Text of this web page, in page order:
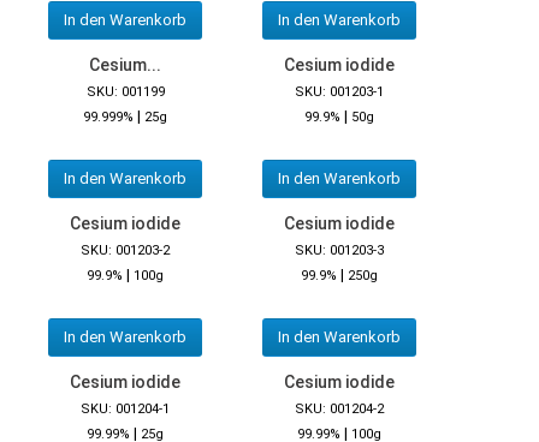
In den Warenkorb In den Warenkorb
Cesium...
SKU: 001199
99.999% | 25g
In den Warenkorb
Cesium iodide
SKU: 001203-1
99.9% | 50g
In den Warenkorb
Cesium iodide
SKU: 001203-2
99.9% | 100g
In den Warenkorb
Cesium iodide
SKU: 001203-3
99.9% | 250g
In den Warenkorb
Cesium iodide
SKU: 001204-1
99.99% | 25g
Cesium iodide
SKU: 001204-2
99.99% | 100g